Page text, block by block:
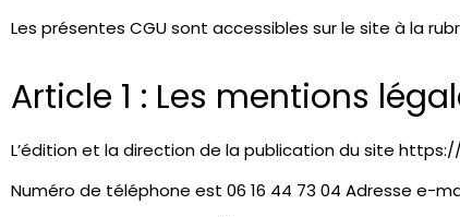
Les présentes CGU sont accessibles sur le site à la
Article 1 : Les mentions
L’édition et la direction de la publication du site https://
Numéro de téléphone est 06 16 44 73 04 Adresse e-